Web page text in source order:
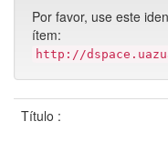
Por favor, use este
ítem:
http://
Título :